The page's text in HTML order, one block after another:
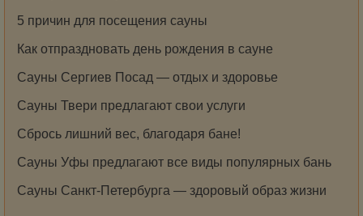
5 причин для посещения сауны
Как отпраздновать день рождения в сауне
Сауны Сергиев Посад — отдых и здоровье
Сауны Твери предлагают свои услуги
Сбрось лишний вес, благодаря бане!
Сауны Уфы предлагают все виды популярных бань
Сауны Санкт-Петербурга — здоровый образ жизни